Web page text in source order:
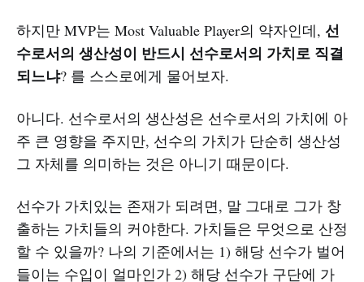
하지만 MVP는 Most Valuable Player의 약자인데, 선
수로서의 생산성이 반드시 선수로서의 가치로 직결
되느냐? 를 스스로에게 물어보자.
아니다. 선수로서의 생산성은 선수로서의 가치에 아
주 큰 영향을 주지만, 선수의 가치가 단순히 생산성
그 자체를 의미하는 것은 아니기 때문이다.
선수가 가치있는 존재가 되려면, 말 그대로 그가 창
출하는 가치들의 커야한다. 가치들은 무엇으로 산정
할 수 있을까? 나의 기준에서는 1) 해당 선수가 벌어
들이는 수입이 얼마인가 2) 해당 선수가 구단에 가